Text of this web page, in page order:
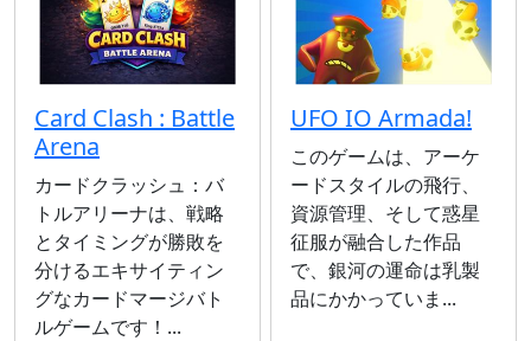
Card Clash : Battle
Arena
カードクラッシュ：バ
トルアリーナは、戦略
とタイミングが勝敗を
分けるエキサイティン
グなカードマージバト
ルゲームです！...
UFO IO Armada!
このゲームは、アーケ
ードスタイルの飛行、
資源管理、そして惑星
征服が融合した作品
で、銀河の運命は乳製
品にかかっていま...